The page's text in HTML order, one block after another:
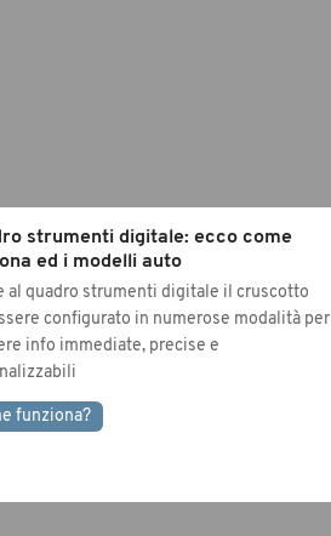
strumenti digitale: ecco come
ed i modelli auto
al quadro strumenti digitale il cruscotto
configurato in numerose modalità per
info immediate, precise e
funziona?